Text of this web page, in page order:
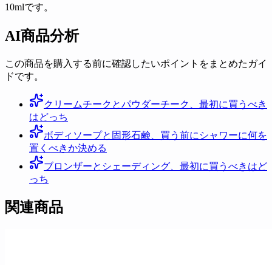
10mlです。
AI商品分析
この商品を購入する前に確認したいポイントをまとめたガイ
ドです。
クリームチークとパウダーチーク、最初に買うべき
はどっち
ボディソープと固形石鹸、買う前にシャワーに何を
置くべきか決める
ブロンザーとシェーディング、最初に買うべきはど
っち
関連商品